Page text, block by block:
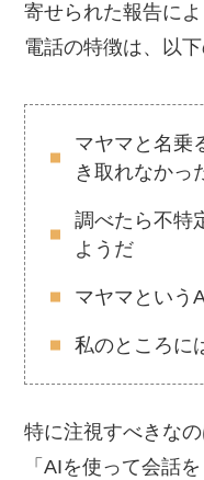
寄せられた報告によ
電話の特徴は、以
マヤマと名乗
き取れなかっ
調べたら不特
ようだ
マヤマという
私のところに
特に注視すべきな
「AIを使って会話